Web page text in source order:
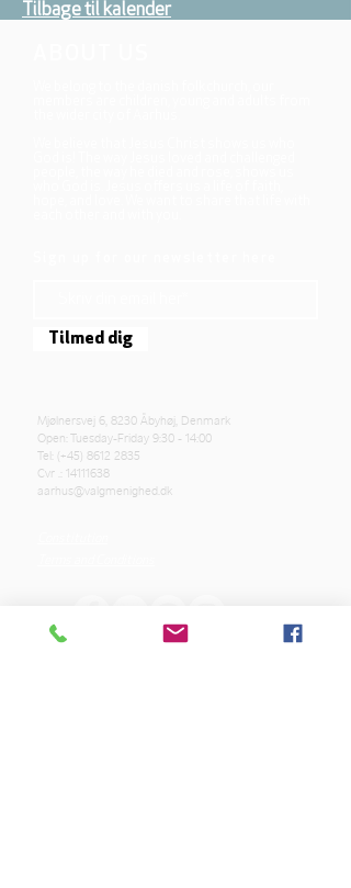
Tilbage til kalender
Tilmed dig
Mjølnersvej 6, 8230 Åbyhøj, Denmark
Open: Tuesday-Friday 9:30 - 14:00
Tel: (+45) 8612 2835
Cvr .: 14111638
aarhus@valgmenighed.dk